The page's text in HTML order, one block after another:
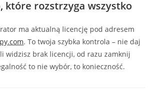
które rozstrzyga wszystko
ma aktualną licencję pod adresem
. To twoja szybka kontrola – nie daj
widzisz brak licencji, od razu zamknij
to nie wybór, to konieczność.